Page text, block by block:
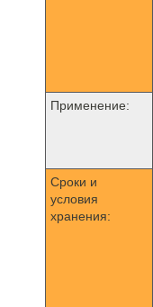
Применение:
Сроки и
условия
хранения: